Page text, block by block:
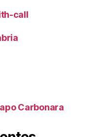
call
Carbonara